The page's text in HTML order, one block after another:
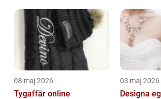
08 maj 2026
Tygaffär online
03 maj 2026
Designa